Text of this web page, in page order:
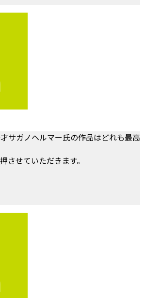
サガノヘルマー氏の作品はどれも最高
させていただきます。